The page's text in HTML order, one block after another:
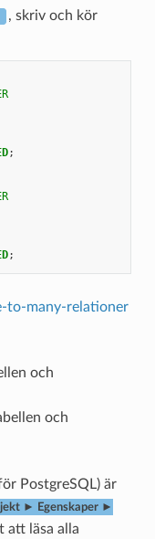
, skriv och kör
;
;
to-many-relationer
och
och
PostgreSQL) är
► Egenskaper ►
att läsa alla